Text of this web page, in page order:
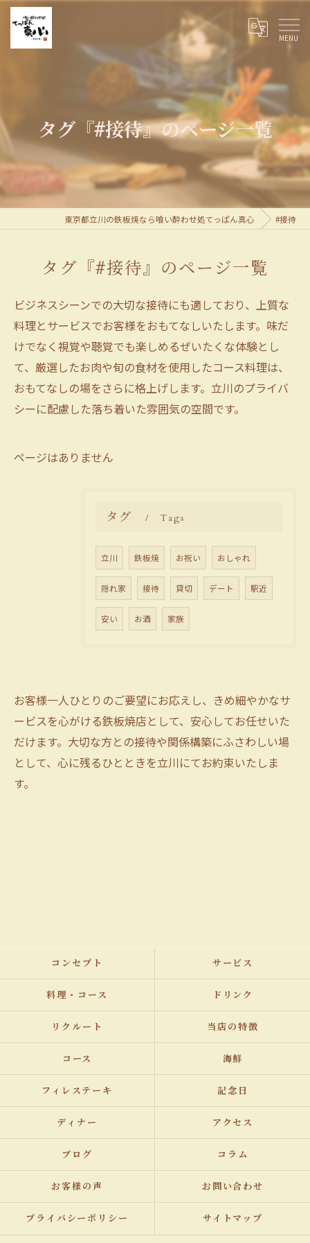
タグ『#接待』のページ一覧
東京都立川の鉄板焼なら喰い酔わせ処てっぱん真心 #接待
タグ『#接待』のページ一覧
ビジネスシーンでの大切な接待にも適しており、上質な
料理とサービスでお客様をおもてなしいたします。味だ
けでなく視覚や聴覚でも楽しめるぜいたくな体験とし
て、厳選したお肉や旬の食材を使用したコース料理は、
おもてなしの場をさらに格上げします。立川のプライバ
シーに配慮した落ち着いた雰囲気の空間です。
ページはありません
タグ Tags
立川 鉄板焼 お祝い おしゃれ
隠れ家 接待 貸切 デート 駅近
安い お酒 家族
お客様一人ひとりのご要望にお応えし、きめ細やかなサ
ービスを心がける鉄板焼店として、安心してお任せいた
だけます。大切な方との接待や関係構築にふさわしい場
として、心に残るひとときを立川にてお約束いたしま
す。
コンセプト サービス
料理・コース ドリンク
リクルート 当店の特徴
コース 海鮮
フィレステーキ 記念日
ディナー アクセス
ブログ コラム
お客様の声 お問い合わせ
プライバシーポリシー サイトマップ